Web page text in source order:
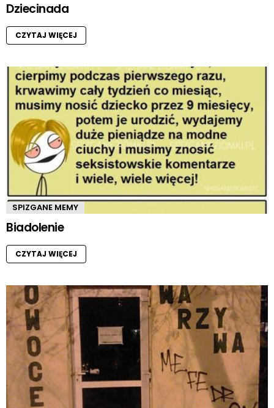
Dziecinada
CZYTAJ WIĘCEJ
SPIZGANE MEMY
Biadolenie
CZYTAJ WIĘCEJ